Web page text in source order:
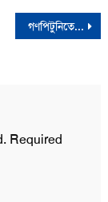
গণপিটুনিতে জাবি’র ছাত্রলীগের সাবেক সাংগঠনিক সম্পাদকের মৃত্যু
Required